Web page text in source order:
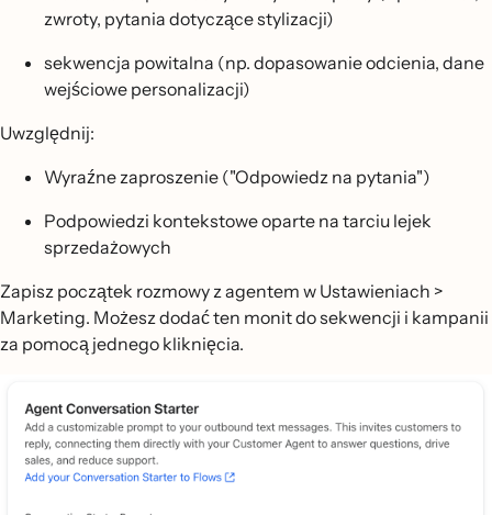
zwroty, pytania dotyczące stylizacji)
sekwencja powitalna (np. dopasowanie odcienia, dane
wejściowe personalizacji)
Uwzględnij:
Wyraźne zaproszenie ("Odpowiedz na pytania")
Podpowiedzi kontekstowe oparte na tarciu lejek
sprzedażowych
Zapisz początek rozmowy z agentem w Ustawieniach >
Marketing. Możesz dodać ten monit do sekwencji i kampanii
za pomocą jednego kliknięcia.